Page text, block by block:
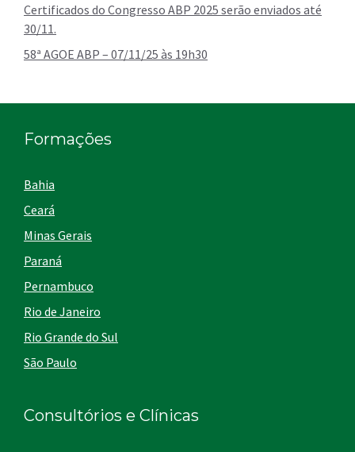
Certificados do Congresso ABP 2025 serão enviados até
30/11.
58ª AGOE ABP – 07/11/25 às 19h30
Formações
Bahia
Ceará
Minas Gerais
Paraná
Pernambuco
Rio de Janeiro
Rio Grande do Sul
São Paulo
Consultórios e Clínicas